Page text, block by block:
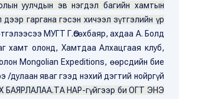
уулчдын эв нэгдэл багийн хамтын
гаргана гэсэн хичээл зүтгэлийн үр
МУГТ Г.Өсөхбаяр, ахдаа А. Болд
хамт олонд, Хамтдаа Алхацгаая клуб,
Mongolian Expeditions, өөрсдийн бие
/дулаан яваг гээд нэхий дэгтий нойргүй
БАЯРЛАЛАА.ТА НАР-гүйгээр би ОГТ ЭНЭ